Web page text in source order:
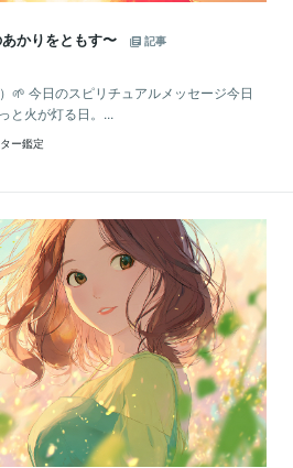
かりをともす〜
記事
🌱 今日のスピリチュアルメッセージ今日
と火が灯る日。...
ー鑑定